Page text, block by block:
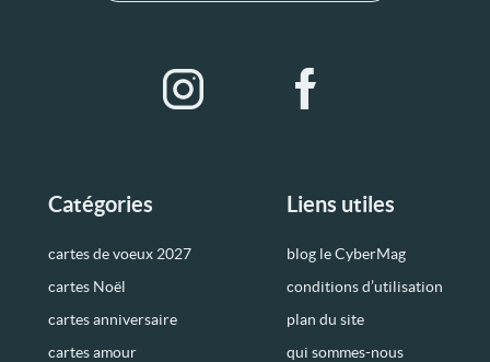
Catégories
cartes de voeux 2027
cartes Noël
cartes anniversaire
cartes amour
Liens utiles
blog le CyberMag
conditions d’utilisation
plan du site
qui sommes-nous